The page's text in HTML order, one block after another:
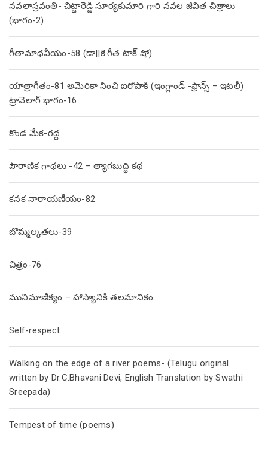
నవలాస్రవంతి- చిట్టారెడ్డి సూర్యకుమారి గారి నవల జీవిత చిత్రాలు
(భాగం-2)
గీతామాధవీయం-58 (డా||కె.గీత టాక్ షో)
యాత్రాగీతం-81 అమెరికా నించి ఐరోపాకి (ఇంగ్లాండ్ -ఫ్రాన్స్ – ఇటలీ)
ట్రావెలాగ్ భాగం-16
కొండ మేక-గద్ద
పౌరాణిక గాథలు -42 – త్యాగబుద్ధి కథ
కనక నారాయణీయం-82
బొమ్మల్కతలు-39
చిత్రం-76
మునిమాణిక్యం – హాస్యానికి తలమానికం
Self-respect
Walking on the edge of a river poems- (Telugu original
written by Dr.C.Bhavani Devi, English Translation by Swathi
Sreepada)
Tempest of time (poems)